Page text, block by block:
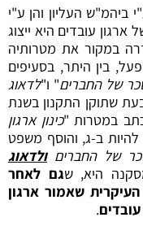
העליון והן ע"י
עובדים היא ייצוג
במקור את מטרותיה
בין היתר, בסעיפים
של החברים" ו"לדאוג
שתוקן התקנון בשנת
כינון ארגון
להיות ב-ג, והוסף משפט
של החברים ולדאוג
היא, שגם לאחר
שאמור ארגון
.